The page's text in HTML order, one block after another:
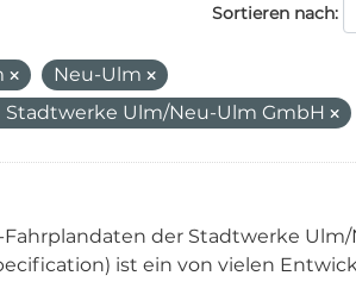
Sortieren nach
Neu-Ulm
Stadtwerke Ulm/Neu-Ulm GmbH
der Stadtwerke
ist ein von vielen